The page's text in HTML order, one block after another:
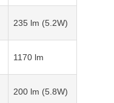
235 lm (5.2W)
1170 lm
200 lm (5.8W)